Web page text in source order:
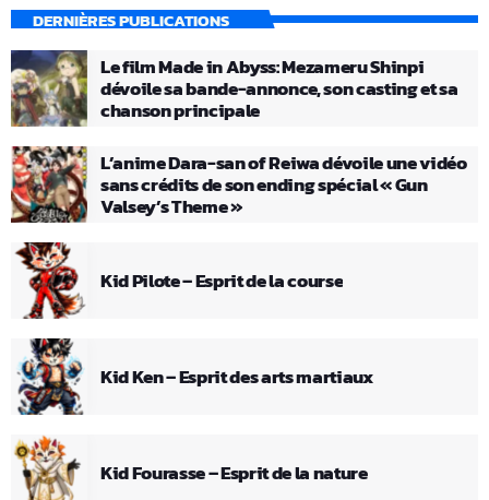
DERNIÈRES PUBLICATIONS
Le film Made in Abyss: Mezameru Shinpi
dévoile sa bande-annonce, son casting et sa
chanson principale
L’anime Dara-san of Reiwa dévoile une vidéo
sans crédits de son ending spécial « Gun
Valsey’s Theme »
Kid Pilote – Esprit de la course
Kid Ken – Esprit des arts martiaux
Kid Fourasse – Esprit de la nature